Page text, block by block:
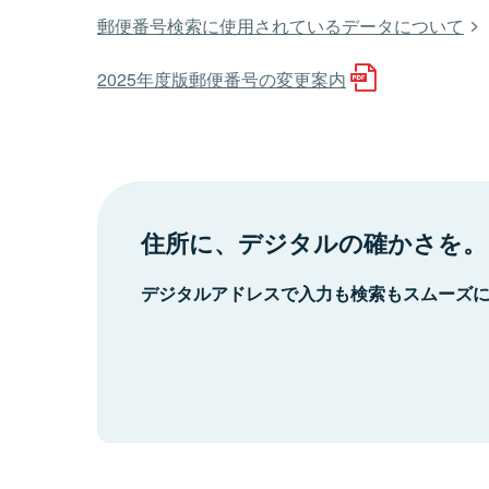
郵便番号検索に使用されているデータについて
2025年度版郵便番号の変更案内
住所に、デジタルの確かさを。
デジタルアドレスで入力も検索もスムーズ